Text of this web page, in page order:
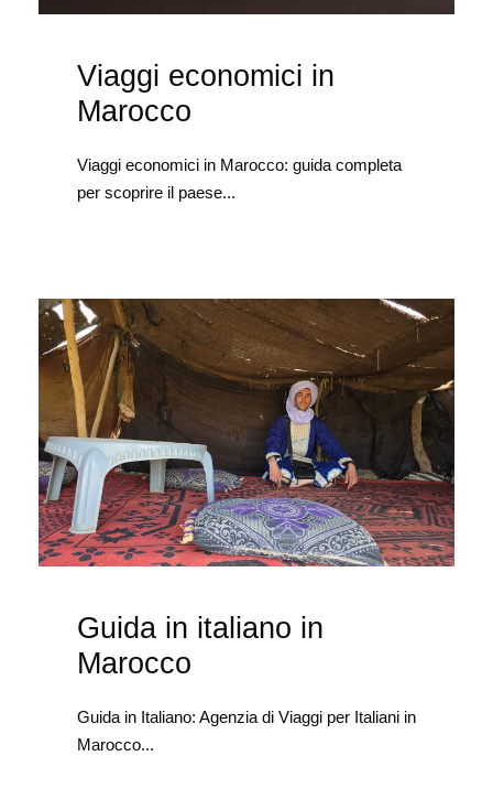
Viaggi economici in
Marocco
Viaggi economici in Marocco: guida completa
per scoprire il paese...
Guida in italiano in
Marocco
Guida in Italiano: Agenzia di Viaggi per Italiani in
Marocco...